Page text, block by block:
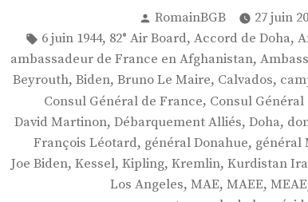
Publié
par
RomainBGB 27 juin
Étiquettes :
6 juin 1944, 82° Air Board, Accord de Doha,
ambassadeur de France en Afghanistan,
Beyrouth, Biden, Bruno Le Maire, Calvados,
Consul Général de France, Consul Général
David Martinon, Débarquement Alliés, Doha,
François Léotard, général Donahue, général
Joe Biden, Kessel, Kipling, Kremlin, Kurdistan
Los Angeles, MAE, MAEE, MEAE